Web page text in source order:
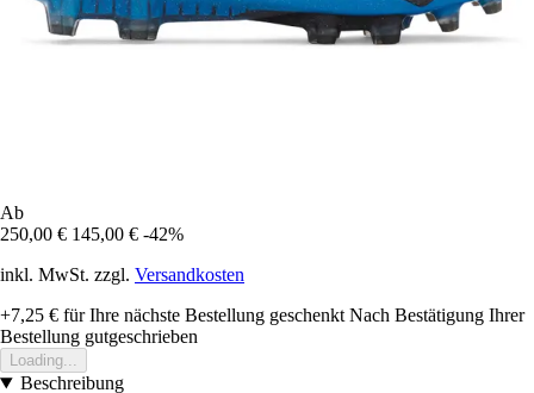
Ab
250,00 € 145,00 € -42%
inkl. MwSt. zzgl. Versandkosten
+7,25 € für Ihre nächste Bestellung geschenkt Nach Bestätigung Ihrer
Bestellung gutgeschrieben
Loading...
Beschreibung